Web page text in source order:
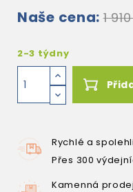
Naše cena: 1
2-3 týdny
Rychlé a
Přes 300
Kamenná